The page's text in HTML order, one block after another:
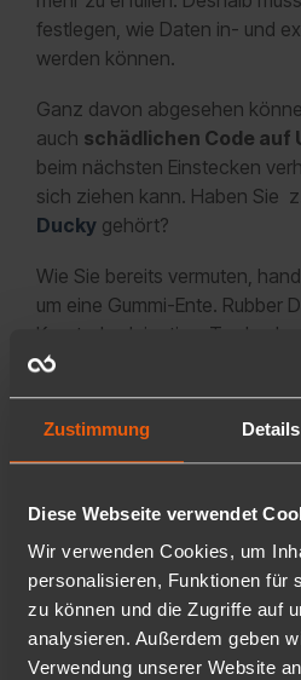
Zustimmung Details
Diese Webseite verwendet
Wir verwenden Cookies, um
personalisieren, Funktionen für
zu können und die Zugriffe auf
analysieren. Außerdem geben
Verwendung unserer Website
festlegen, wie Daten in- und
werden können.
Ganz davon abgesehen
auch schädlichen Code auf
beim nächsten Einstecken
sich ziehen kann. Haben Sie
Ducky gehört?
Wie Sie bereits vermuten,
um eine Gummi-Ente. Rubber
Keystroke-Injection-Tools, das
Sticks daherkommt und beim
Computer automatisch
und somit im schlimmsten Fall
platzieren und hoffen, dass ein